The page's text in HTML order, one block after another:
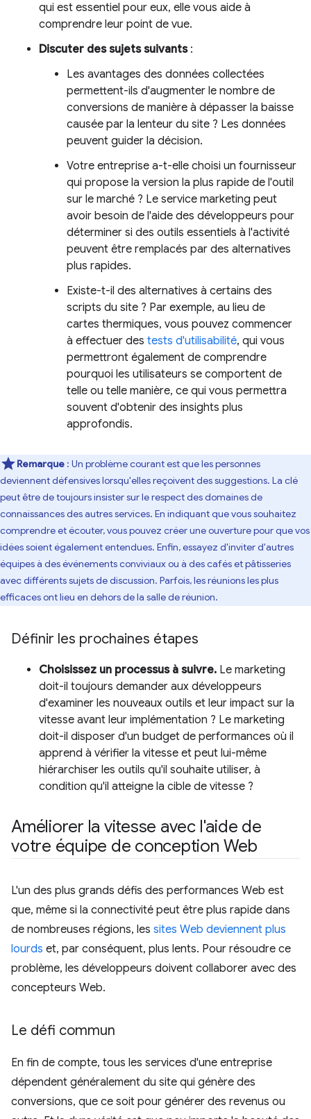
qui est essentiel pour eux, elle vous aide à
comprendre leur point de vue.
Discuter des sujets suivants:
Les avantages des données collectées
permettent-ils d'augmenter le nombre de
conversions de manière à dépasser la baisse
causée par la lenteur du site ? Les données
peuvent guider la décision.
Votre entreprise a-t-elle choisi un fournisseur
qui propose la version la plus rapide de l'outil
sur le marché ? Le service marketing peut
avoir besoin de l'aide des développeurs pour
déterminer si des outils essentiels à l'activité
peuvent être remplacés par des alternatives
plus rapides.
Existe-t-il des alternatives à certains des
scripts du site ? Par exemple, au lieu de
cartes thermiques, vous pouvez commencer
à effectuer des tests d'utilisabilité, qui vous
permettront également de comprendre
pourquoi les utilisateurs se comportent de
telle ou telle manière, ce qui vous permettra
souvent d'obtenir des insights plus
approfondis.
Remarque : Un problème courant est que les personnes
deviennent défensives lorsqu'elles reçoivent des suggestions. La clé
peut être de toujours insister sur le respect des domaines de
connaissances des autres services. En indiquant que vous souhaitez
comprendre et écouter, vous pouvez créer une ouverture pour que vos
idées soient également entendues. Enfin, essayez d'inviter d'autres
équipes à des événements conviviaux ou à des cafés et pâtisseries
avec différents sujets de discussion. Parfois, les réunions les plus
efficaces ont lieu en dehors de la salle de réunion.
Définir les prochaines étapes
Choisissez un processus à suivre. Le marketing
doit-il toujours demander aux développeurs
d'examiner les nouveaux outils et leur impact sur la
vitesse avant leur implémentation ? Le marketing
doit-il disposer d'un budget de performances où il
apprend à vérifier la vitesse et peut lui-même
hiérarchiser les outils qu'il souhaite utiliser, à
condition qu'il atteigne la cible de vitesse ?
Améliorer la vitesse avec l'aide de
votre équipe de conception Web
L'un des plus grands défis des performances Web est
que, même si la connectivité peut être plus rapide dans
de nombreuses régions, les sites Web deviennent plus
lourds et, par conséquent, plus lents. Pour résoudre ce
problème, les développeurs doivent collaborer avec des
concepteurs Web.
Le défi commun
En fin de compte, tous les services d'une entreprise
dépendent généralement du site qui génère des
conversions, que ce soit pour générer des revenus ou